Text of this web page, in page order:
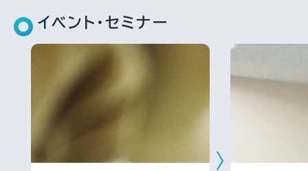
FPトレンドウォッチ
「知らなかった」じゃ済まされな
い 飛行機搭乗時の新ルール
FP・専門家に聞く 2026.07.23
氏、金沢氏、西内氏)
夏休み中の子どものランチ、負
担を減らすポイントは？
FPトレンドウォッチ
マンション関連法の改正で決議
ルールが大幅変更
イベント・セミナー